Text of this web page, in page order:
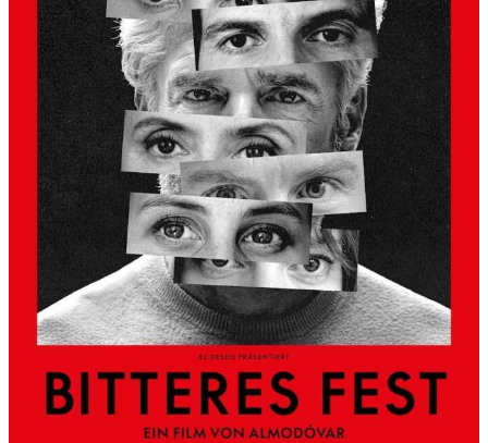
S
L
B
E
R
G
A
L
S
K
Ü
N
S
T
L
H
A